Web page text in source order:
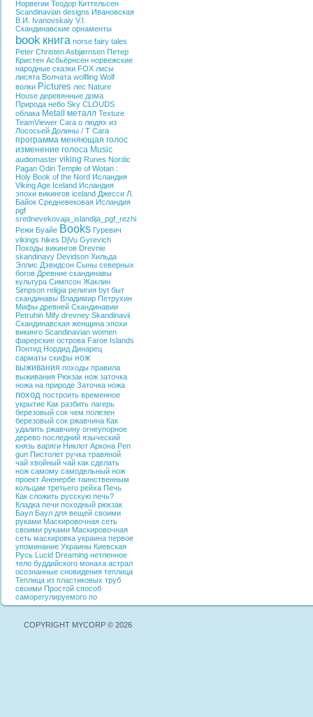
Норвегии Теодор Киттельсен
Scandinavian designs Ивановская
В.И.
Ivanovskaiy V.I.
Скандинавские орнаменты
book книга norse fairy tales
Peter Christen Asbjørnsen Петер
Кристен Асбьёрнсен норвежские
народные сказки FOX лисы
лисята Волчата wolfling Wolf
волки Pictures лес Nature
House деревянные дома
Природа небо Sky CLOUDS
облака Metall металл Texture
TeamViewer Сага о людях из
Лососьей Долины / T Сага
программа меняющая голос
изменение голоса Music
audiomaster viking Runes Nordic
Pagan Odin Temple of Wotan :
Holy Book of the Nord Исландия
Viking Age Iceland Исландия
эпохи викингов iceland Джесси Л.
Байок Средневековая Исландия
pgf
srednevekovaja_islandija_pgf_rezhi
Режи Буайе Books Гуревич
vikings hikes DjVu Gyrevich
Походы викингов Drevnie
skandinavy Devidson Хильда
Эллис Дэвидсон Сыны северных
богов Древние скандинавы
культура Симпсон Жаклин
Simpson religia религия byt быт
скандинавы Владимир Петрухин
Мифы древней Скандинавии
Petruhin Mify drevney Skandinavii
Скандинавская женщина эпохи
викинго Scandinavian women
фарерские острова Faroe Islands
Понтид Нордид Динарец
сарматы скифы нож
выживания походы правила
выживания Рюкзак нож заточка
ножа на природе Заточка ножа
поход построить временное
укрытие Как разбить лагерь
березовый сок чем полезен
березовый сок ржавчина Как
удалить ржавчину огнеупорное
дерево последний языческий
князь варяги Никлот Аркона Pen
gun Пистолет ручка травяной
чай хвойный чай как сделать
нож самому самодельный нож
проект Аненербе таинственным
кольцам третьего рейха Печь
Как сложить русскую печь?
Кладка печи походный рюкзак
Баул Баул для вещей своими
руками Маскировочная сеть
своими руками Маскировочная
сеть маскировка украина первое
упоминание Украины Киевская
Русь Lucid Dreaming нетленное
тело буддийского монаха астрал
осознанные сновидения теплица
Теплица из пластиковых труб
своими Простой способ
саморегулируемого по
COPYRIGHT MYCORP © 2026